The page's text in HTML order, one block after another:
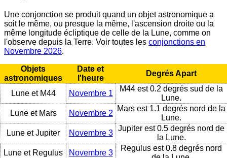
Une conjonction se produit quand un objet astronomique a
soit le même, ou presque la même, l'ascension droite ou la
même longitude écliptique de celle de la Lune, comme on
l'observe depuis la Terre. Voir toutes les conjonctions en
Novembre 2026.
Objets
astronomiques
Date et
l'heure
Degrés Apart
Lune et M44 Novembre 1
M44 est 0.2 degrés sud de la
Lune.
Lune et Mars
Novembre 2
Mars est 1.1 degrés nord de la
Lune.
Lune et Jupiter
Novembre 3
Jupiter est 0.5 degrés nord de
la Lune.
Lune et Regulus
Novembre 3
Regulus est 0.8 degrés nord